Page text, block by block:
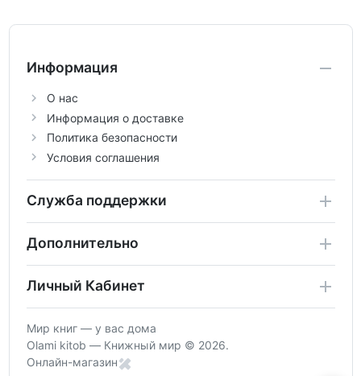
аттестации, а также расширить кругозор
Информация
О нас
Информация о доставке
Политика безопасности
Условия соглашения
Служба поддержки
Дополнительно
Личный Кабинет
Мир книг — у вас дома
Olami kitob — Книжный мир © 2026.
Онлайн-магазин